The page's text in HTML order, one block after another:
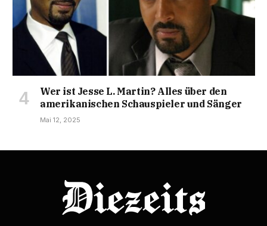
Wer ist Jesse L. Martin? Alles über den
amerikanischen Schauspieler und Sänger
Mai 12, 2025